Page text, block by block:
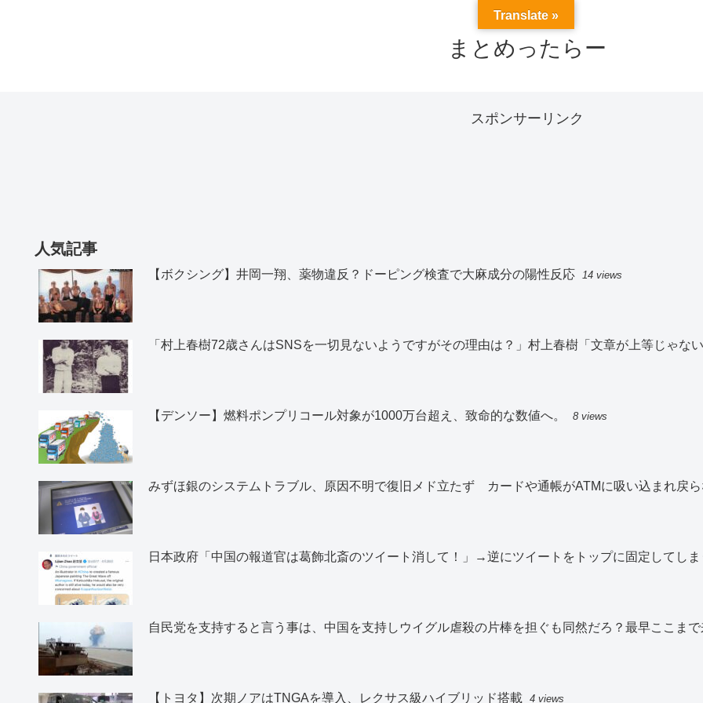
まとめったらー
スポンサーリンク
人気記事
【ボクシング】井岡一翔、薬物違反？ドーピング検査で大麻成分の陽性反応 14 views
「村上春樹72歳さんはSNSを一切見ないようですがその理由は？」村上春樹「文章が上等じゃない
【デンソー】燃料ポンプリコール対象が1000万台超え、致命的な数値へ。 8 views
みずほ銀のシステムトラブル、原因不明で復旧メド立たず カードや通帳がATMに吸い込まれ戻ら
日本政府「中国の報道官は葛飾北斎のツイート消して！」→逆にツイートをトップに固定してし
自民党を支持すると言う事は、中国を支持しウイグル虐殺の片棒を担ぐも同然だろ？最早ここまで
【トヨタ】次期ノアはTNGAを導入、レクサス級ハイブリッド搭載 4 views
Translate »